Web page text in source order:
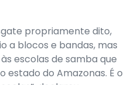
propriamente dito,
a blocos e bandas, mas
escolas de samba que
estado do Amazonas. É o